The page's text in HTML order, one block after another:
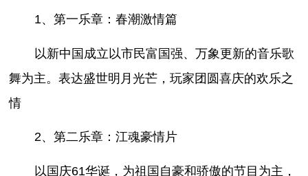
1、第一乐章：春潮激情篇
以新中国成立以市民富国强、万象更新的音乐歌
舞为主。表达盛世明月光芒，玩家团圆喜庆的欢乐之
情
2、第二乐章：江魂豪情片
以国庆61华诞，为祖国自豪和骄傲的节目为主，